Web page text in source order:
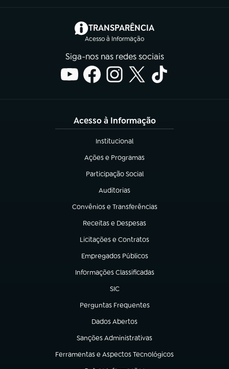
TRANSPARÊNCIA
Acesso à Informação
(abre em nova aba)
Siga-nos nas redes sociais
Acesso à Informação
Institucional
(abre em nova aba)
Ações e Programas
(abre em nova aba)
Participação Social
(abre em nova aba)
Auditorias
(abre em nova aba)
Convênios e Transferências
(abre em nova aba)
Receitas e Despesas
(abre em nova aba)
Licitações e Contratos
(abre em nova aba)
Empregados Públicos
(abre em nova aba)
Informações Classificadas
(abre em nova aba)
SIC
(abre em nova aba)
Perguntas Frequentes
(abre em nova aba)
Dados Abertos
(abre em nova aba)
Sanções Administrativas
(abre em nova aba)
Ferramentas e Aspectos Tecnológicos
(abre em nova aba)